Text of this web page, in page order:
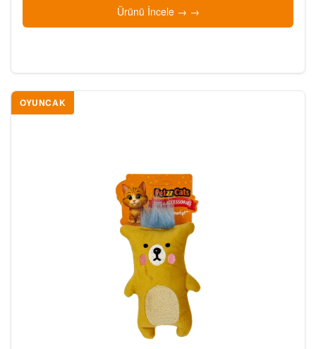
Ürünü İncele →
OYUNCAK